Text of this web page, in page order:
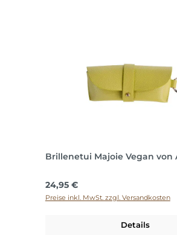
Brillenetui Majoie Vegan von
Regulärer Preis:
24,95 €
Preise inkl. MwSt. zzgl. Versandkosten
Details